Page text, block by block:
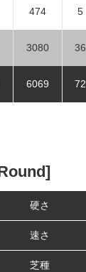
474 5
3080 36
6069 72
硬さ
速さ
芝種